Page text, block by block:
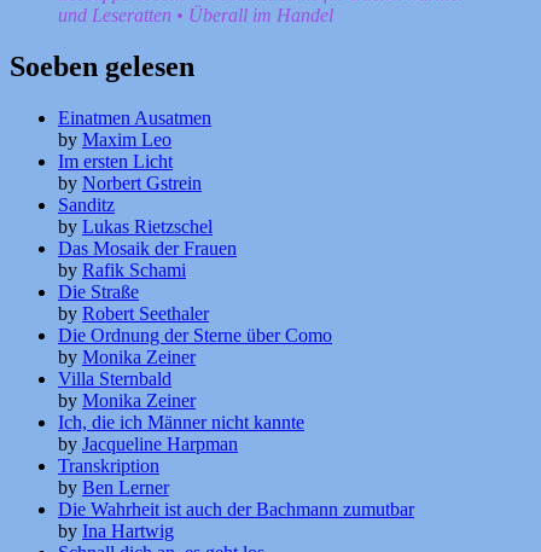
und Leseratten • Überall im Handel
Soeben gelesen
Einatmen Ausatmen
by Maxim Leo
Im ersten Licht
by Norbert Gstrein
Sanditz
by Lukas Rietzschel
Das Mosaik der Frauen
by Rafik Schami
Die Straße
by Robert Seethaler
Die Ordnung der Sterne über Como
by Monika Zeiner
Villa Sternbald
by Monika Zeiner
Ich, die ich Männer nicht kannte
by Jacqueline Harpman
Transkription
by Ben Lerner
Die Wahrheit ist auch der Bachmann zumutbar
by Ina Hartwig